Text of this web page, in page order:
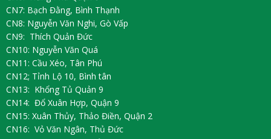
CN7: Bạch Đằng, Bình Thạnh
CN8: Nguyễn Văn Nghi, Gò Vấp
CN9: Thích Quản Đức
CN10: Nguyễn Văn Quá
CN11: Cầu Xéo, Tân Phú
CN12; Tỉnh Lộ 10, Bình tân
CN13: Khổng Tủ Quản 9
CN14: Đổ Xuân Hợp, Quận 9
CN15: Xuân Thủy, Thảo Điền, Quận 2
CN16: Vỏ Văn Ngân, Thủ Đức